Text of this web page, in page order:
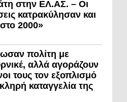
στην ΕΛ.ΑΣ. – Οι
κατρακύλησαν και
στο 2000»
πολίτη με
αλλά αγοράζουν
τους τον εξοπλισμό
καταγγελία της